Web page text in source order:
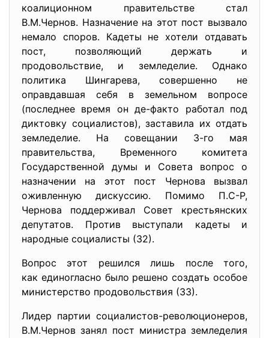
коалиционном правительстве стал
В.М.Чернов. Назначение на этот пост вызвало
немало споров. Кадеты не хотели отдавать
пост, позволяющий держать и
продовольствие, и земледелие. Однако
политика Шингарева, совершенно не
оправдавшая себя в земельном вопросе
(последнее время он де-факто работал под
диктовку социалистов), заставила их отдать
земледелие. На совещании 3-го мая
правительства, Временного комитета
Государственной думы и Совета вопрос о
назначении на этот пост Чернова вызвал
оживленную дискуссию. Помимо П.С-Р,
Чернова поддерживал Совет крестьянских
депутатов. Против выступали кадеты и
народные социалисты (32).
Вопрос этот решился лишь после того,
как единогласно было решено создать особое
министерство продовольствия (33).
Лидер партии социалистов-революционеров,
В.М.Чернов занял пост министра земледелия